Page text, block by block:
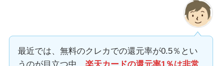
最近では、無料のクレカでの還元率が0.5％とい